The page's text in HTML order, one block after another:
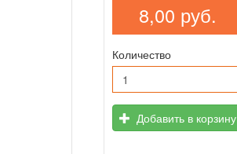
8,00 руб.
Количество
Добавить в корзину